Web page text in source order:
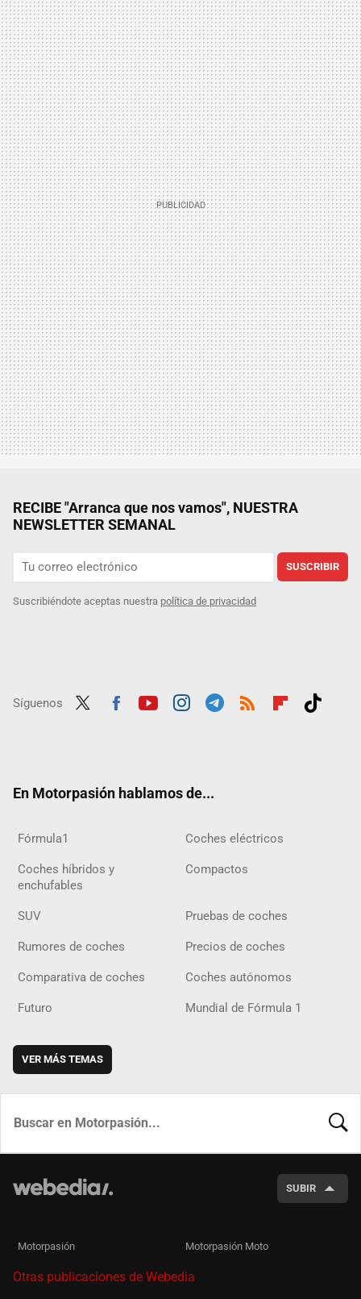
RECIBE "Arranca que nos vamos", NUESTRA
NEWSLETTER SEMANAL
SUSCRIBIR
Suscribiéndote aceptas nuestra política de privacidad
Síguenos
En Motorpasión hablamos de...
Fórmula1 Coches eléctricos
Coches híbridos y
enchufables
Compactos
SUV Pruebas de coches
Rumores de coches Precios de coches
Comparativa de coches Coches autónomos
Futuro Mundial de Fórmula 1
VER MÁS TEMAS
SUBIR
Motorpasión Motorpasión Moto
Otras publicaciones de Webedia